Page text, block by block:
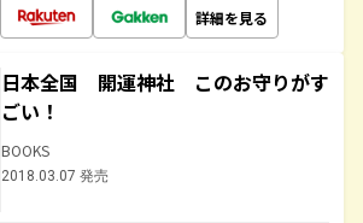
詳細を見る
日本全国 開運神社 このお守りがす
ごい！
BOOKS
2018.03.07 発売